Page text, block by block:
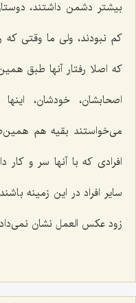
بیشتر دشمن داشتند،
كم نبودند، ولی ما وقتی كه
كه اصلا رفتار آنها طبق
اصحابشان، خودشان،
می‌خواستند بقیه هم
افرادی كه با آنها سر و
سایر افراد در این زمینه
زود عكس العمل نشان